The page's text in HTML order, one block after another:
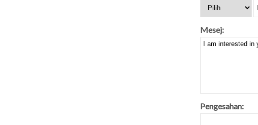
Mesej:
Pengesahan: